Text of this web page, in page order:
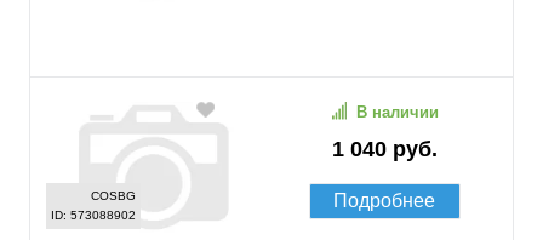
COSBG
ID: 573088902
1 040 руб.
В наличии
Подробнее